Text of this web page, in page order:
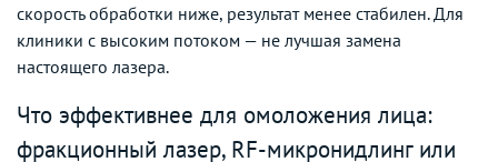
скорость обработки ниже, результат менее стабилен. Для
клиники с высоким потоком — не лучшая замена
настоящего лазера.
Что эффективнее для омоложения лица:
фракционный лазер, RF-микронидлинг или